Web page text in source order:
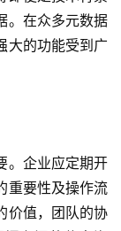
。在众多元数据
大的功能受到广
。企业应定期开
重要性及操作流
价值，团队的协